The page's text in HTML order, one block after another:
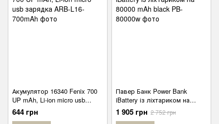
Акумулятор 16340 Fenix 700
UP mAh, Li-ion micro usb
зарядка
644 грн
Павер Банк Power Bank
iBattery із ліхтариком на
80000 mAh black
1 905 грн 2 752 грн